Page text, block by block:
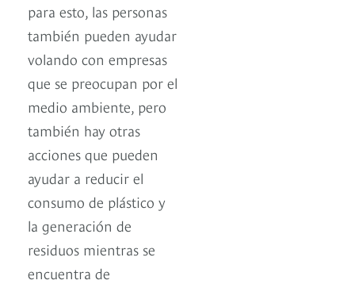
para esto, las personas
también pueden ayudar
volando con empresas
que se preocupan por el
medio ambiente, pero
también hay otras
acciones que pueden
ayudar a reducir el
consumo de plástico y
la generación de
residuos mientras se
encuentra de